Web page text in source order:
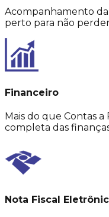
Acompanhamento
perto para não
Financeiro
Mais do que Contas a
completa das
Nota Fiscal